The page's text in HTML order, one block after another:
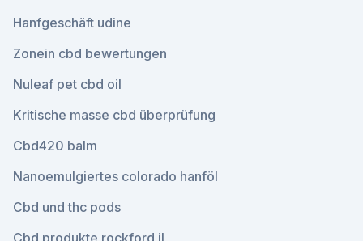
Hanfgeschäft udine
Zonein cbd bewertungen
Nuleaf pet cbd oil
Kritische masse cbd überprüfung
Cbd420 balm
Nanoemulgiertes colorado hanföl
Cbd und thc pods
Cbd produkte rockford il